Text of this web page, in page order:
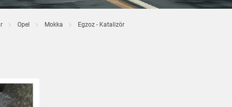
Opel Mokka Egzoz - Katalizör